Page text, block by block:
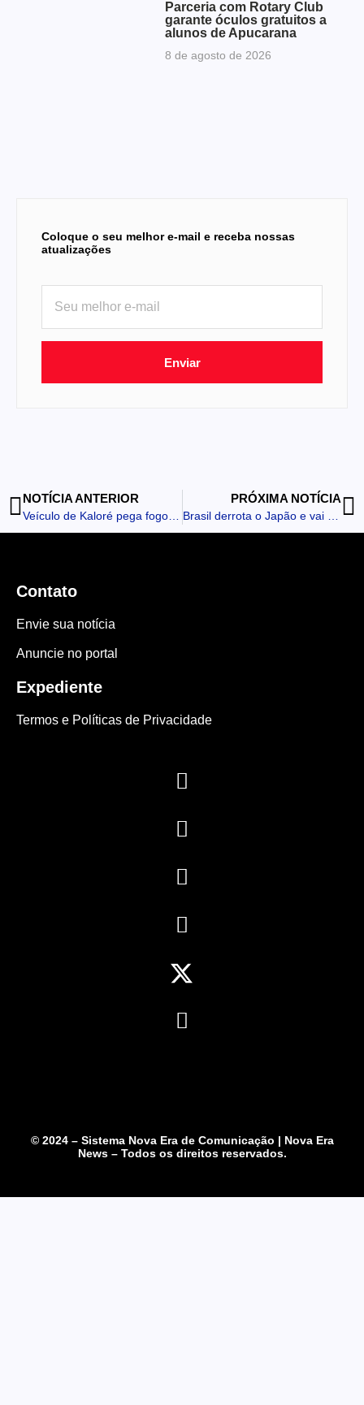
Parceria com Rotary Club
garante óculos gratuitos a
alunos de Apucarana
8 de agosto de 2026
Coloque o seu melhor e-mail e receba nossas
atualizações
Enviar
NOTÍCIA ANTERIOR
Veículo de Kaloré pega fogo após capotamento na PR-466, em Borrazópolis
PRÓXIMA NOTÍCIA
Brasil derrota o Japão e vai às oitavas de final na Copa do Mundo 2026
Contato
Envie sua notícia
Anuncie no portal
Expediente
Termos e Políticas de Privacidade
© 2024 – Sistema Nova Era de Comunicação | Nova Era
News – Todos os direitos reservados.